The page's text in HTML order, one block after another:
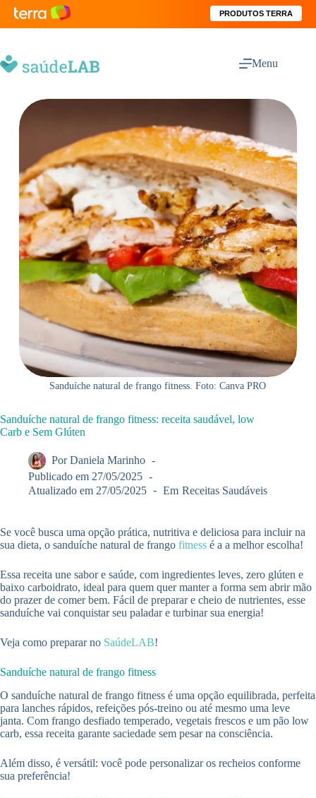
PRODUTOS TERRA
Menu
Sanduíche natural de frango fitness. Foto: Canva PRO
Sanduíche natural de frango fitness: receita saudável, low
Carb e Sem Glúten
Por Daniela Marinho
Publicado em 27/05/2025
Atualizado em 27/05/2025 Em Receitas Saudáveis
Se você busca uma opção prática, nutritiva e deliciosa para incluir na
sua dieta, o sanduíche natural de frango fitness é a a melhor escolha!
Essa receita une sabor e saúde, com ingredientes leves, zero glúten e
baixo carboidrato, ideal para quem quer manter a forma sem abrir mão
do prazer de comer bem. Fácil de preparar e cheio de nutrientes, esse
sanduíche vai conquistar seu paladar e turbinar sua energia!
Veja como preparar no SaúdeLAB!
Sanduíche natural de frango fitness
O sanduíche natural de frango fitness é uma opção equilibrada, perfeita
para lanches rápidos, refeições pós-treino ou até mesmo uma leve
janta. Com frango desfiado temperado, vegetais frescos e um pão low
carb, essa receita garante saciedade sem pesar na consciência.
Além disso, é versátil: você pode personalizar os recheios conforme
sua preferência!